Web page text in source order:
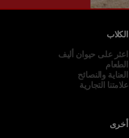
الكلاب
اعثر على حيوان أليف
الطعام
العناية والنصائح
علامتنا التجارية
أخرى